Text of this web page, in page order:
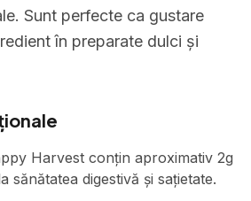
Sunt perfecte ca gustare
în preparate dulci și
Harvest conțin aproximativ 2g
sănătatea digestivă și sațietate.